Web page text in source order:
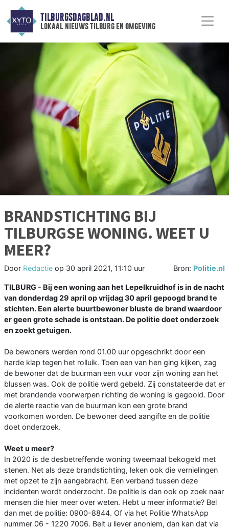
TILBURGSDAGBLAD.NL
lokaal nieuws tilburg en omgeving
BRANDSTICHTING BIJ
TILBURGSE WONING. WEET U
MEER?
Door Redactie op 30 april 2021, 11:10 uur Bron: Politie.nl
TILBURG - Bij een woning aan het Lepelkruidhof is in de nacht
van donderdag 29 april op vrijdag 30 april gepoogd brand te
stichten. Een alerte buurtbewoner bluste de brand waardoor
er geen grote schade is ontstaan. De politie doet onderzoek
en zoekt getuigen.
De bewoners werden rond 01.00 uur opgeschrikt door een
harde klap tegen het rolluik. Toen een van hen ging kijken, zag
de bewoner dat de buurman een vuur voor zijn woning aan het
blussen was. Ook de politie werd gebeld. Zij constateerde dat er
met brandende voorwerpen richting de woning is gegooid. Door
de alerte reactie van de buurman kon een grote brand
voorkomen worden. De bewoner deed aangifte en de politie
doet onderzoek.
Weet u meer?
In 2020 is de desbetreffende woning tweemaal bekogeld met
stenen. Net als deze brandstichting, leken ook die vernielingen
met opzet te zijn aangebracht. Een verband tussen deze
incidenten wordt onderzocht. De politie is dan ook op zoek naar
mensen die hier meer over weten. Hebt u meer informatie? Bel
dan met de politie: 0900-8844. Of via het Politie WhatsApp
nummer 06 - 1220 7006. Belt u liever anoniem, dan kan dat via